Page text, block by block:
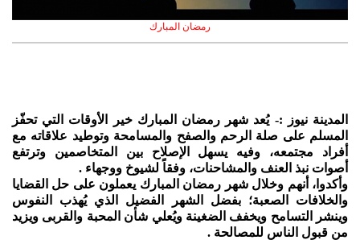
رمضان المبارك
المدينة نيوز :- يُعد شهر رمضان المبارك خير الأوقات التي تحفّز
المسلم على صلة الرحم والصفح والمسامحة وتوطيد علاقاته مع
أفراد مجتمعه، وفيه يسهل الإصلاح بين المتخاصمين وترتفع
أصوات نبذ العنف والمشاحنات، وفقاً لشيوخ ووجهاء .
وأكدوا، أنهم وخلال شهر رمضان المبارك يعملون على حل القضايا
والخلافات الصعبة؛ بفضل الشهر الفضيل الذي يُهذب النفوس
وينشر التسامح ويخفف الضغينة ويُعلي شأن المحبة والقربى ويزيد
من قبول الناس للمصالحة .